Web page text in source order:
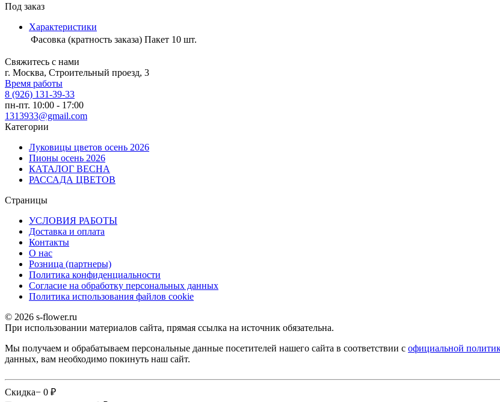
Под заказ
Характеристики
Фасовка (кратность заказа) Пакет 10 шт.
Свяжитесь с нами
г. Москва, Строительный проезд, 3
Время работы
8 (926) 131-39-33
пн-пт. 10:00 - 17:00
1313933@gmail.com
Категории
Луковицы цветов осень 2026
Пионы осень 2026
КАТАЛОГ ВЕСНА
РАССАДА ЦВЕТОВ
Страницы
УСЛОВИЯ РАБОТЫ
Доставка и оплата
Контакты
О наc
Розница (партнеры)
Политика конфиденциальности
Согласие на обработку персональных данных
Политика использования файлов сookie
© 2026 s-flower.ru
При использовании материалов сайта, прямая ссылка на источник обязательна.
Мы получаем и обрабатываем персональные данные посетителей нашего сайта в соответствии с официальной
данных, вам необходимо покинуть наш сайт.
Скидка− 0 ₽